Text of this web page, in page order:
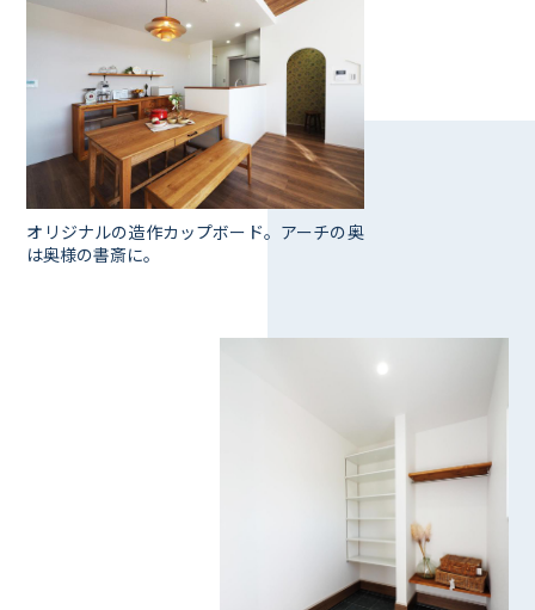
オリジナルの造作カップボード。アーチの奥
は奥様の書斎に。